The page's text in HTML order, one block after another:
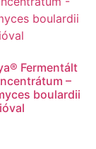
Fermentált
–
boulardii